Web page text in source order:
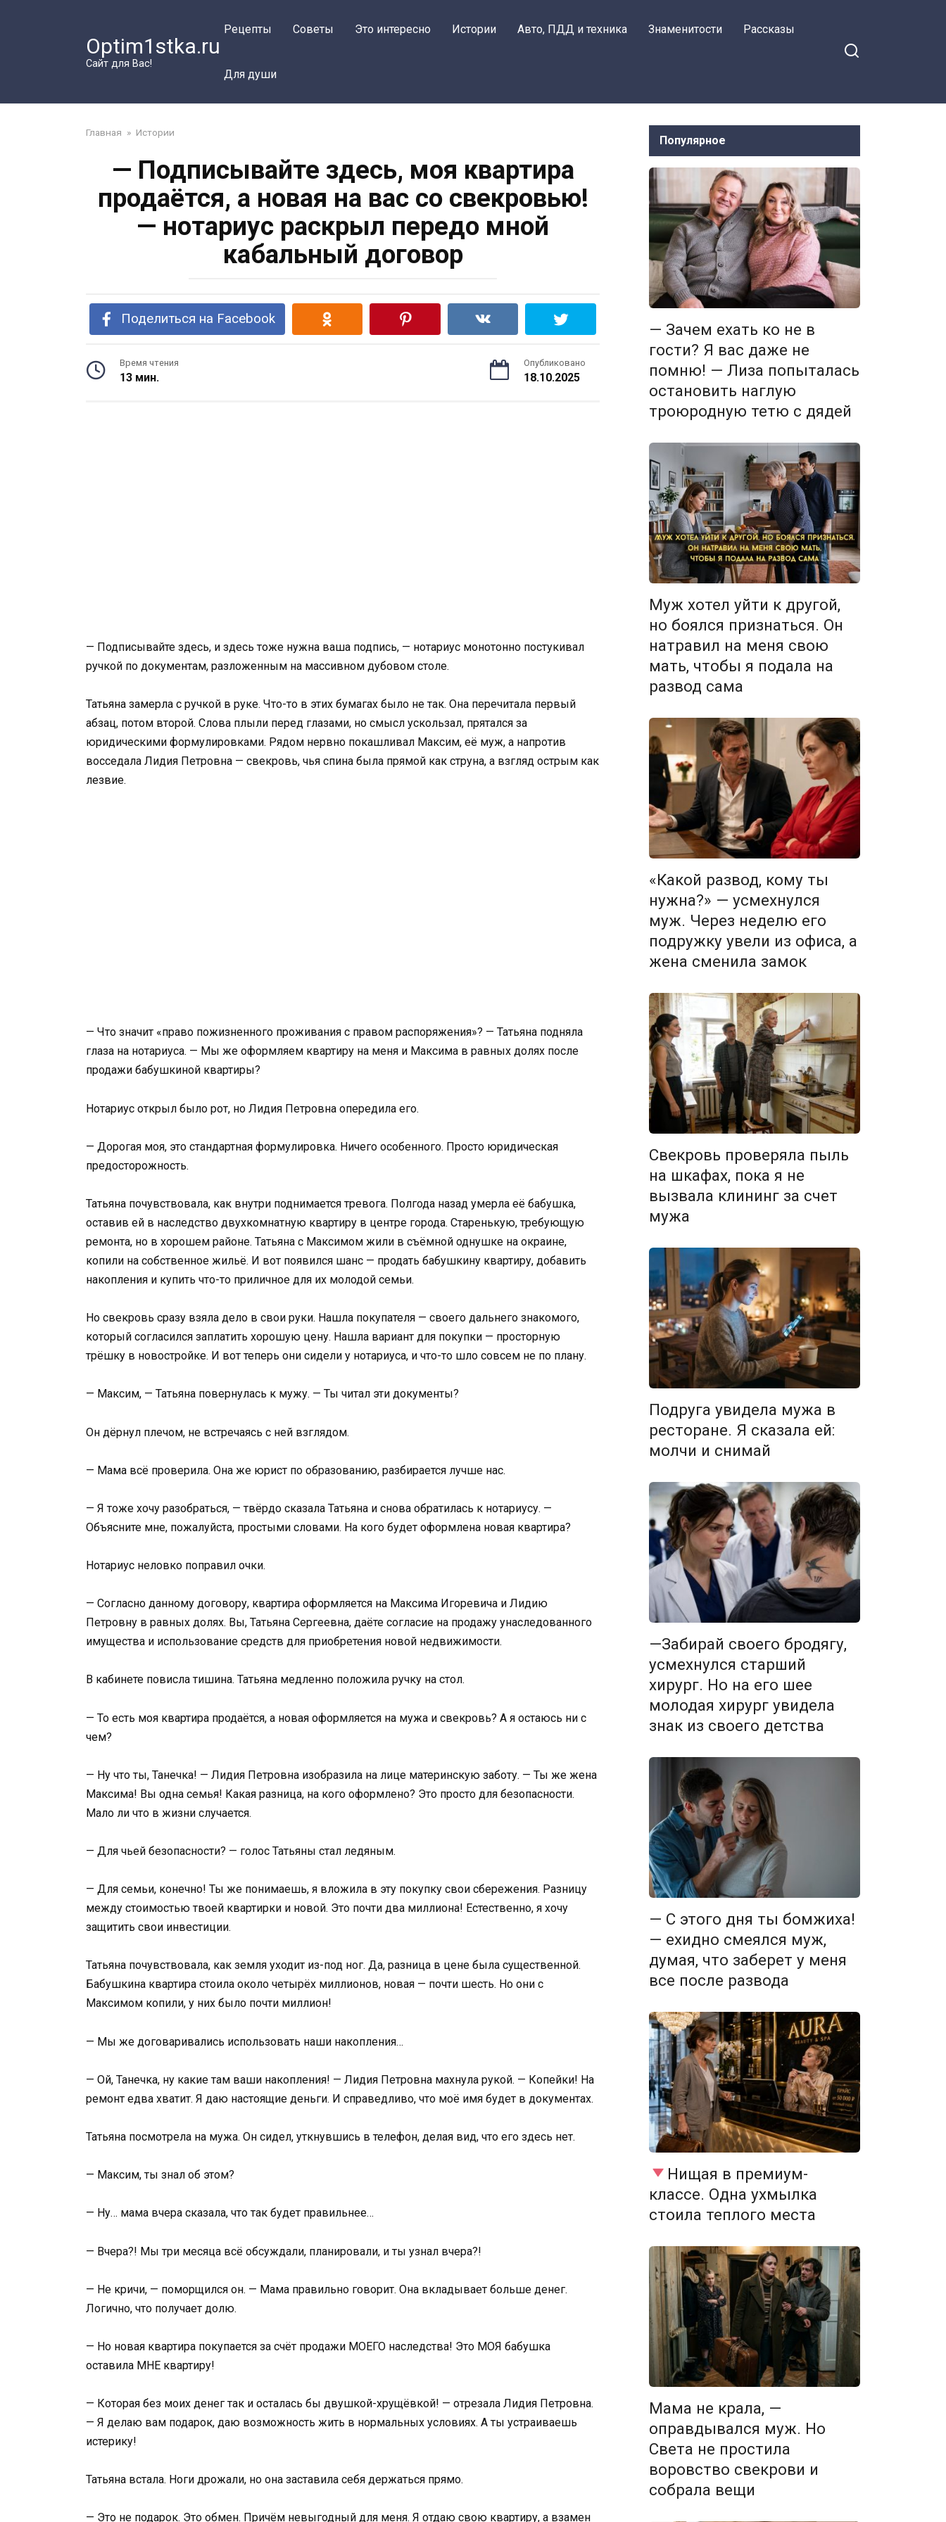
Optim1stka.ru
Сайт для Вас!
Рецепты Советы Это интересно Истории Авто, ПДД и техника Знаменитости Рассказы
Для души
Главная » Истории
— Подписывайте здесь, моя квартира
продаётся, а новая на вас со свекровью!
— нотариус раскрыл передо мной
кабальный договор
Поделиться на Facebook
Время чтения
13 мин.
Опубликовано
18.10.2025
— Подписывайте здесь, и здесь тоже нужна ваша подпись, — нотариус монотонно постукивал
ручкой по документам, разложенным на массивном дубовом столе.
Татьяна замерла с ручкой в руке. Что-то в этих бумагах было не так. Она перечитала первый
абзац, потом второй. Слова плыли перед глазами, но смысл ускользал, прятался за
юридическими формулировками. Рядом нервно покашливал Максим, её муж, а напротив
восседала Лидия Петровна — свекровь, чья спина была прямой как струна, а взгляд острым как
лезвие.
— Что значит «право пожизненного проживания с правом распоряжения»? — Татьяна подняла
глаза на нотариуса. — Мы же оформляем квартиру на меня и Максима в равных долях после
продажи бабушкиной квартиры?
Нотариус открыл было рот, но Лидия Петровна опередила его.
— Дорогая моя, это стандартная формулировка. Ничего особенного. Просто юридическая
предосторожность.
Татьяна почувствовала, как внутри поднимается тревога. Полгода назад умерла её бабушка,
оставив ей в наследство двухкомнатную квартиру в центре города. Старенькую, требующую
ремонта, но в хорошем районе. Татьяна с Максимом жили в съёмной однушке на окраине,
копили на собственное жильё. И вот появился шанс — продать бабушкину квартиру, добавить
накопления и купить что-то приличное для их молодой семьи.
Но свекровь сразу взяла дело в свои руки. Нашла покупателя — своего дальнего знакомого,
который согласился заплатить хорошую цену. Нашла вариант для покупки — просторную
трёшку в новостройке. И вот теперь они сидели у нотариуса, и что-то шло совсем не по плану.
— Максим, — Татьяна повернулась к мужу. — Ты читал эти документы?
Он дёрнул плечом, не встречаясь с ней взглядом.
— Мама всё проверила. Она же юрист по образованию, разбирается лучше нас.
— Я тоже хочу разобраться, — твёрдо сказала Татьяна и снова обратилась к нотариусу. —
Объясните мне, пожалуйста, простыми словами. На кого будет оформлена новая квартира?
Нотариус неловко поправил очки.
— Согласно данному договору, квартира оформляется на Максима Игоревича и Лидию
Петровну в равных долях. Вы, Татьяна Сергеевна, даёте согласие на продажу унаследованного
имущества и использование средств для приобретения новой недвижимости.
В кабинете повисла тишина. Татьяна медленно положила ручку на стол.
— То есть моя квартира продаётся, а новая оформляется на мужа и свекровь? А я остаюсь ни с
чем?
— Ну что ты, Танечка! — Лидия Петровна изобразила на лице материнскую заботу. — Ты же жена
Максима! Вы одна семья! Какая разница, на кого оформлено? Это просто для безопасности.
Мало ли что в жизни случается.
— Для чьей безопасности? — голос Татьяны стал ледяным.
— Для семьи, конечно! Ты же понимаешь, я вложила в эту покупку свои сбережения. Разницу
между стоимостью твоей квартирки и новой. Это почти два миллиона! Естественно, я хочу
защитить свои инвестиции.
Татьяна почувствовала, как земля уходит из-под ног. Да, разница в цене была существенной.
Бабушкина квартира стоила около четырёх миллионов, новая — почти шесть. Но они с
Максимом копили, у них было почти миллион!
— Мы же договаривались использовать наши накопления…
— Ой, Танечка, ну какие там ваши накопления! — Лидия Петровна махнула рукой. — Копейки! На
ремонт едва хватит. Я даю настоящие деньги. И справедливо, что моё имя будет в документах.
Татьяна посмотрела на мужа. Он сидел, уткнувшись в телефон, делая вид, что его здесь нет.
— Максим, ты знал об этом?
— Ну… мама вчера сказала, что так будет правильнее…
— Вчера?! Мы три месяца всё обсуждали, планировали, и ты узнал вчера?!
— Не кричи, — поморщился он. — Мама правильно говорит. Она вкладывает больше денег.
Логично, что получает долю.
— Но новая квартира покупается за счёт продажи МОЕГО наследства! Это МОЯ бабушка
оставила МНЕ квартиру!
— Которая без моих денег так и осталась бы двушкой-хрущёвкой! — отрезала Лидия Петровна.
— Я делаю вам подарок, даю возможность жить в нормальных условиях. А ты устраиваешь
истерику!
Татьяна встала. Ноги дрожали, но она заставила себя держаться прямо.
— Это не подарок. Это обмен. Причём невыгодный для меня. Я отдаю свою квартиру, а взамен
Популярное
— Зачем ехать ко не в
гости? Я вас даже не
помню! — Лиза попыталась
остановить наглую
троюродную тетю с дядей
Муж хотел уйти к другой,
но боялся признаться. Он
натравил на меня свою
мать, чтобы я подала на
развод сама
«Какой развод, кому ты
нужна?» — усмехнулся
муж. Через неделю его
подружку увели из офиса, а
жена сменила замок
Свекровь проверяла пыль
на шкафах, пока я не
вызвала клининг за счет
мужа
Подруга увидела мужа в
ресторане. Я сказала ей:
молчи и снимай
—Забирай своего бродягу,
усмехнулся старший
хирург. Но на его шее
молодая хирург увидела
знак из своего детства
— С этого дня ты бомжиха!
— ехидно смеялся муж,
думая, что заберет у меня
все после развода
Нищая в премиум-
классе. Одна ухмылка
стоила теплого места
Мама не крала, —
оправдывался муж. Но
Света не простила
воровство свекрови и
собрала вещи